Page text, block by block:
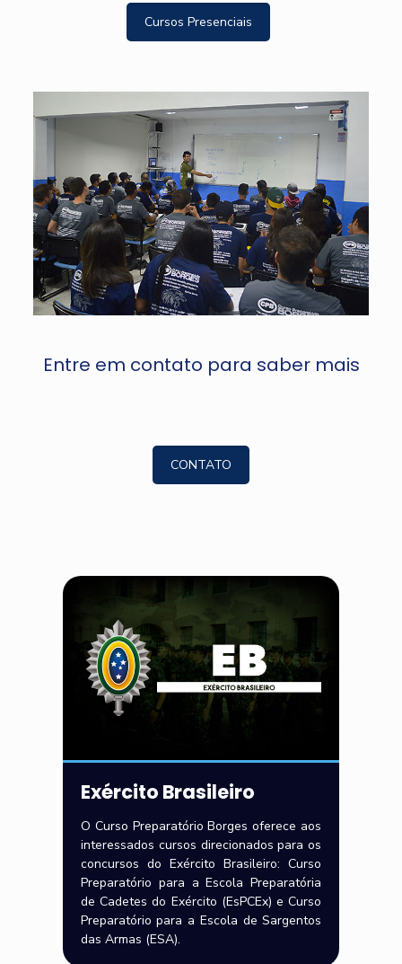
Cursos Presenciais
Entre em contato para saber mais
CONTATO
Exército Brasileiro
O Curso Preparatório Borges oferece aos
interessados cursos direcionados para os
concursos do Exército Brasileiro: Curso
Preparatório para a Escola Preparatória
de Cadetes do Exército (EsPCEx) e Curso
Preparatório para a Escola de Sargentos
das Armas (ESA).